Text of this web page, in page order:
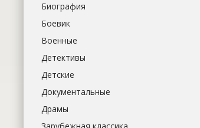
Биография
Боевик
Военные
Детективы
Детские
Документальные
Драмы